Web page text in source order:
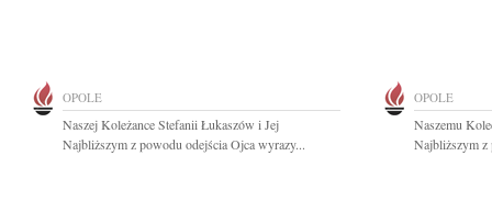
OPOLE
Naszej Koleżance Stefanii Łukaszów i Jej
Najbliższym z powodu odejścia Ojca wyrazy...
OPOLE
Naszemu
Najbliższym z